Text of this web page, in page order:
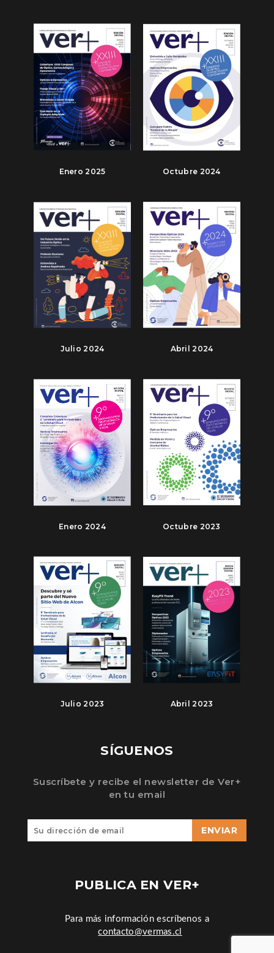
Enero 2025 Octubre 2024
Julio 2024 Abril 2024
Enero 2024 Octubre 2023
Julio 2023 Abril 2023
SÍGUENOS
Suscríbete y recibe el newsletter de Ver+
en tu email
ENVIAR
PUBLICA EN VER+
Para más información escríbenos a
contacto@vermas.cl